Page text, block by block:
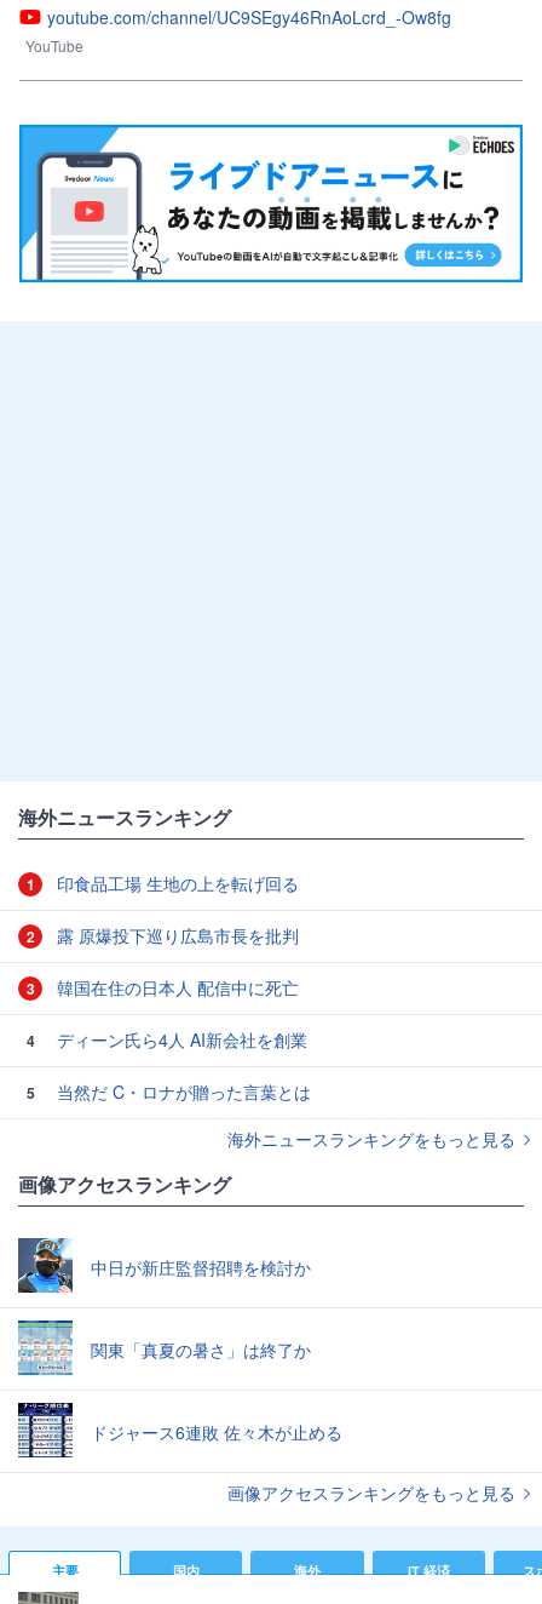
youtube.com/channel/UC9SEgy46RnAoLcrd_-Ow8fg
YouTube
海外ニュースランキング
1 印食品工場 生地の上を転げ回る
2 露 原爆投下巡り広島市長を批判
3 韓国在住の日本人 配信中に死亡
4 ディーン氏ら4人 AI新会社を創業
5
当然だ C・ロナが贈った言葉とは
海外ニュースランキングをもっと見る
画像アクセスランキング
中日が新庄監督招聘を検討か
関東「真夏の暑さ」は終了か
ドジャース6連敗 佐々木が止める
画像アクセスランキングをもっと見る
主要 国内 海外 IT 経済 ス